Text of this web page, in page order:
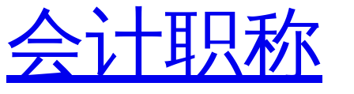
会计职称